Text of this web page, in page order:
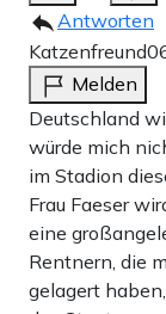
Über ein
Antworten
Katzenfreund
Melden
Deutschland
würde mich
im Stadion
Frau Faeser
eine
Rentnern, die
gelagert